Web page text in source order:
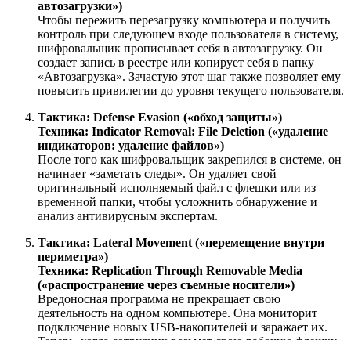
автозагрузки»)
Чтобы пережить перезагрузку компьютера и получить
контроль при следующем входе пользователя в систему,
шифровальщик прописывает себя в автозагрузку. Он
создает запись в реестре или копирует себя в папку
«Автозагрузка». Зачастую этот шаг также позволяет ему
повысить привилегии до уровня текущего пользователя.
Тактика: Defense Evasion («обход защиты»)
Техника: Indicator Removal: File Deletion («удаление
индикаторов: удаление файлов»)
После того как шифровальщик закрепился в системе, он
начинает «заметать следы». Он удаляет свой
оригинальный исполняемый файл с флешки или из
временной папки, чтобы усложнить обнаружение и
анализ антивирусным экспертам.
Тактика: Lateral Movement («перемещение внутри
периметра»)
Техника: Replication Through Removable Media
(«распространение через съемные носители»)
Вредоносная программа не прекращает свою
деятельность на одном компьютере. Она мониторит
подключение новых USB-накопителей и заражает их.